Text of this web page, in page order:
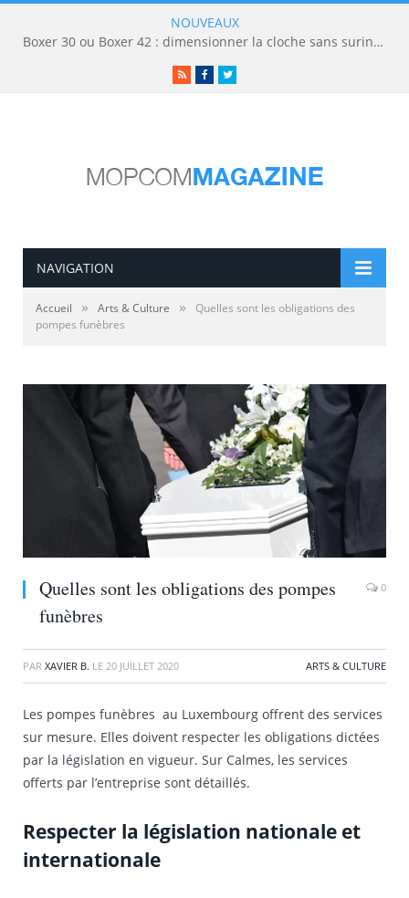
NOUVEAUX
Boxer 30 ou Boxer 42 : dimensionner la cloche sans surinvestir
RSSFacebookTwitter
NAVIGATION
Accueil » Arts & Culture »
Quelles sont les obligations des
pompes funèbres
Quelles sont les obligations des pompes
funèbres
0
PAR XAVIER B. LE 20 JUILLET 2020 ARTS & CULTURE
Les pompes funèbres au Luxembourg offrent des services
sur mesure. Elles doivent respecter les obligations dictées
par la législation en vigueur. Sur Calmes, les services
offerts par l’entreprise sont détaillés.
Respecter la législation nationale et
internationale